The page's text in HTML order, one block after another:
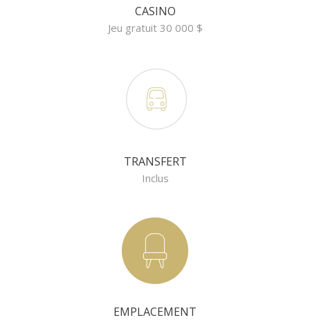
CASINO
Jeu gratuit 30 000 $
TRANSFERT
Inclus
EMPLACEMENT